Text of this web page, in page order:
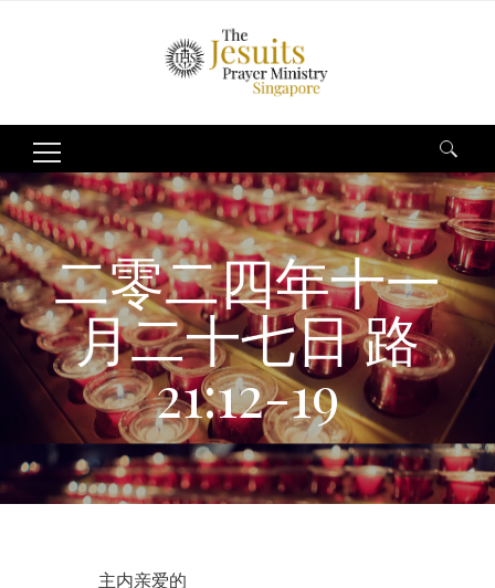
Search
for:
二零二四年十一
月二十七日 路
21:12-19
主内亲爱的